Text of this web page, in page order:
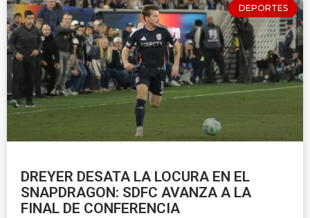
DEPORTES
DREYER DESATA LA LOCURA EN EL
SNAPDRAGON: SDFC AVANZA A LA
FINAL DE CONFERENCIA